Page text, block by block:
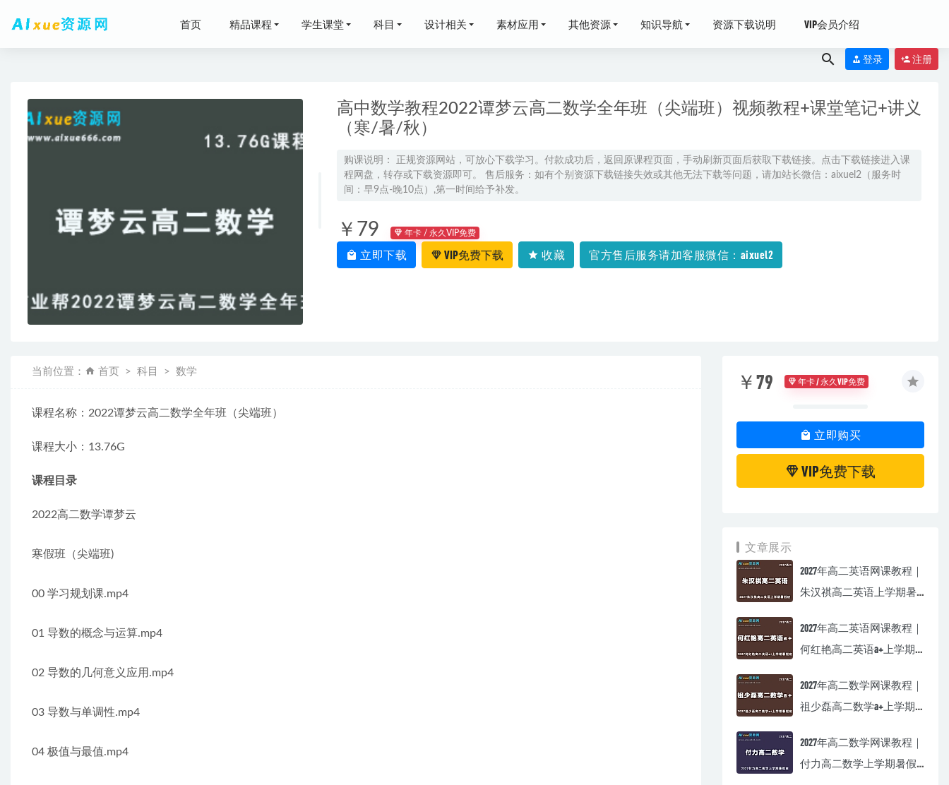
首页 精品课程 学生课堂 科目 设计相关 素材应用 其他资源 知识导航 资源下载说明 VIP会员介绍
登录 注册
高中数学教程2022谭梦云高二数学全年班（尖端班）视频教程+课堂笔记+讲义
（寒/暑/秋）
购课说明： 正规资源网站，可放心下载学习。付款成功后，返回原课程页面，手动刷新页面后获取下载链接。点击下载链接进入课
程网盘，转存或下载资源即可。 售后服务：如有个别资源下载链接失效或其他无法下载等问题，请加站长微信：aixuel2（服务时
间：早9点-晚10点）,第一时间给予补发。
￥79 年卡 / 永久VIP免费
立即下载 VIP免费下载 收藏 官方售后服务请加客服微信：aixuel2
当前位置： 首页 科目 数学
课程名称：2022谭梦云高二数学全年班（尖端班）
课程大小：13.76G
课程目录
2022高二数学谭梦云
寒假班（尖端班)
00 学习规划课.mp4
01 导数的概念与运算.mp4
02 导数的几何意义应用.mp4
03 导数与单调性.mp4
04 极值与最值.mp4
￥79 年卡 / 永久VIP免费
立即购买
VIP免费下载
文章展示
2027年高二英语网课教程｜
朱汉祺高二英语上学期暑
2027年高二英语网课教程｜
何红艳高二英语a+上学期
2027年高二数学网课教程｜
祖少磊高二数学a+上学期
2027年高二数学网课教程｜
付力高二数学上学期暑假
吴晓波经济学每天听见吴晓波第四季，5.33G课程百度网盘资源下载 2022-06-06
沪江德语网课教学视频零基础教学德语-25.31G课程资源百度网盘打包下载 2022-07-08
爱客影院全解密无后门版本网站源码，百度网盘资源打包下载
刘杰高中物理网课有道2024刘杰高二物理教程（暑假班+秋季班+知识视频） 2024-01-28